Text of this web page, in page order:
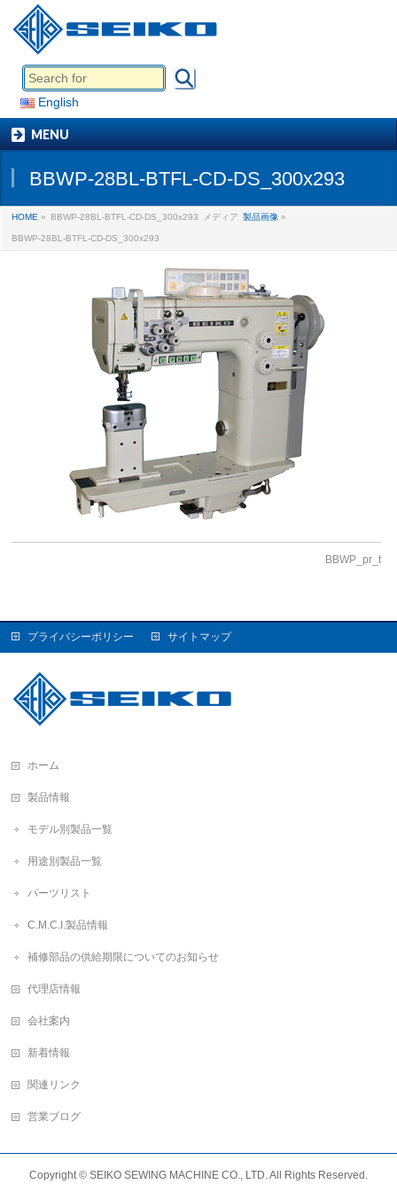
English
MENU
BBWP-28BL-BTFL-CD-DS_300x293
HOME » BBWP-28BL-BTFL-CD-DS_300x293 メディア 製品画像 »
BBWP-28BL-BTFL-CD-DS_300x293
BBWP_pr_t
プライバシーポリシー サイトマップ
ホーム
製品情報
モデル別製品一覧
用途別製品一覧
パーツリスト
C.M.C.I.製品情報
補修部品の供給期限についてのお知らせ
代理店情報
会社案内
新着情報
関連リンク
営業ブログ
Copyright © SEIKO SEWING MACHINE CO., LTD.All Rights Reserved.